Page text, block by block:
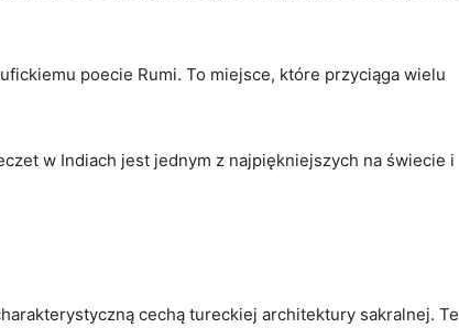
poecie Rumi. To miejsce, które przyciąga wielu
w Indiach jest jednym z najpiękniejszych na⁣ świecie i
cechą tureckiej ​architektury sakralnej. Te